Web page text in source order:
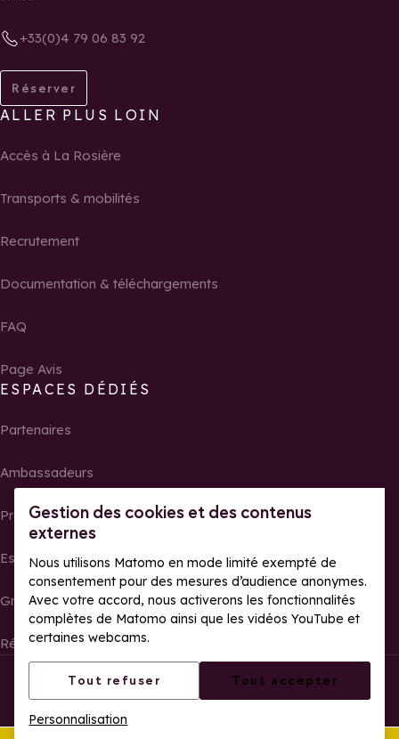
Gestion des cookies et des contenus
externes
Nous utilisons Matomo en mode limité exempté de
consentement pour des mesures d’audience anonymes.
Avec votre accord, nous activerons les fonctionnalités
complètes de Matomo ainsi que les vidéos YouTube et
certaines webcams.
Tout refuser Tout accepter
Personnalisation
+33(0)4 79 06 83 92
Réserver
ALLER PLUS LOIN
Accès à La Rosière
Transports & mobilités
Recrutement
Documentation & téléchargements
FAQ
Page Avis
ESPACES DÉDIÉS
Partenaires
Ambassadeurs
Propriétaires
Espace presse
Groupes, séminaires et tour operator
Résultats et photos de courses
Tous droits réservés La Rosière
Mentions légales
Accessibilité web : partiellement conforme